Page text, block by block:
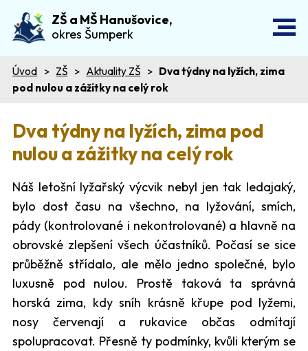
ZŠ a MŠ Hanušovice,
okres Šumperk
Úvod ZŠ Aktuality ZŠ
Dva týdny na lyžích, zima
pod nulou a zážitky na celý rok
Dva týdny na lyžích, zima pod
nulou a zážitky na celý rok
Náš letošní lyžařský výcvik nebyl jen tak ledajaký,
bylo dost času na všechno, na lyžování, smích,
pády (kontrolované i nekontrolované) a hlavně na
obrovské zlepšení všech účastníků. Počasí se sice
průběžně střídalo, ale mělo jedno společné, bylo
luxusně pod nulou. Prostě taková ta správná
horská zima, kdy sníh krásně křupe pod lyžemi,
nosy červenají a rukavice občas odmítají
spolupracovat. Přesně ty podmínky, kvůli kterým se